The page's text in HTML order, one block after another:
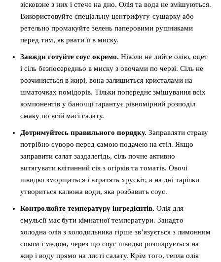
зісковзне з них і стече на дно. Олія та вода не змішуються.
Використовуйте спеціальну центрифугу-сушарку або
ретельно промакуйте зелень паперовими рушниками
перед тим, як рвати її в миску.
Завжди готуйте соус окремо. Ніколи не лийте олію, оцет
і сіль безпосередньо в миску з овочами по черзі. Сіль не
розчиняється в жирі, вона залишиться кристалами на
шматочках помідорів. Тільки попереднє змішування всіх
компонентів у баночці гарантує рівномірний розподіл
смаку по всій масі салату.
Дотримуйтесь правильного порядку. Заправляти страву
потрібно суворо перед самою подачею на стіл. Якщо
заправити салат заздалегідь, сіль почне активно
витягувати клітинний сік з огірків та томатів. Овочі
швидко зморщаться і втратять хрускіт, а на дні тарілки
утвориться калюжа води, яка розбавить соус.
Контролюйте температуру інгредієнтів. Олія для
емульсії має бути кімнатної температури. Занадто
холодна олія з холодильника гірше зв’язується з лимонним
соком і медом, через що соус швидко розшарується на
жир і воду прямо на листі салату. Крім того, тепла олія